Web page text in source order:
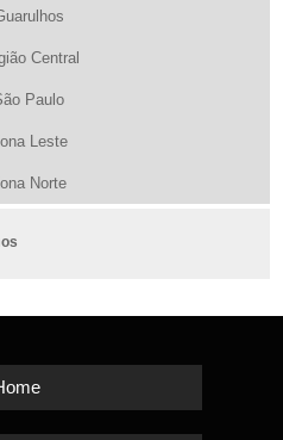
Central
Paulo
Leste
Norte